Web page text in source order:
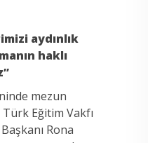
aydınlık
haklı
mezun
Eğitim Vakfı
Rona